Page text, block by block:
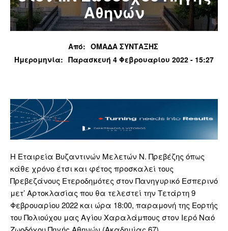
Αθηνών
Από: ΟΜΑΔΑ ΣΥΝΤΑΞΗΣ
Ημερομηνία: Παρασκευή 4 Φεβρουαρίου 2022 - 15:27
Η Εταιρεία Βυζαντινών Μελετών Ν. Πρεβέζης όπως
κάθε χρόνο έτσι και φέτος προσκαλεί τους
Πρεβεζάνους Ετεροδημότες στον Πανηγυρικό Εσπερινό
μετ’ Αρτοκλασίας που θα τελεστεί την Τετάρτη 9
Φεβρουαρίου 2022 και ώρα 18:00, παραμονή της Εορτής
του Πολιούχου μας Αγίου Χαραλάμπους στον Ιερό Ναό